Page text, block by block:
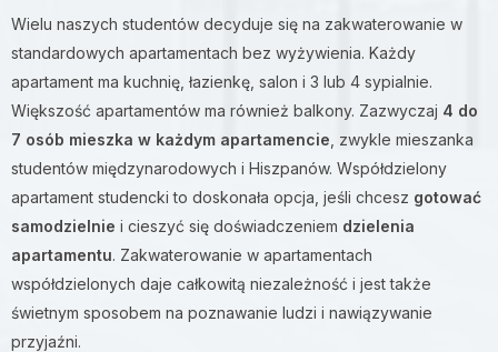
Wielu naszych studentów decyduje się na zakwaterowanie w
standardowych apartamentach bez wyżywienia. Każdy
apartament ma kuchnię, łazienkę, salon i 3 lub 4 sypialnie.
Większość apartamentów ma również balkony. Zazwyczaj 4 do
7 osób mieszka w każdym apartamencie , zwykle mieszanka
studentów międzynarodowych i Hiszpanów. Współdzielony
apartament studencki to doskonała opcja, jeśli chcesz gotować
samodzielnie i cieszyć się doświadczeniem dzielenia
apartamentu. Zakwaterowanie w apartamentach
współdzielonych daje całkowitą niezależność i jest także
świetnym sposobem na poznawanie ludzi i nawiązywanie
przyjaźni.